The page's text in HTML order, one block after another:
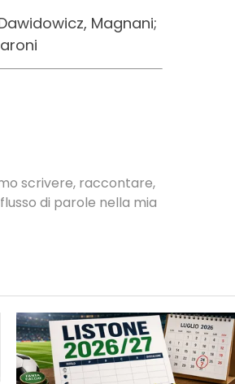
Magnani;
scrivere, raccontare,
di parole nella mia